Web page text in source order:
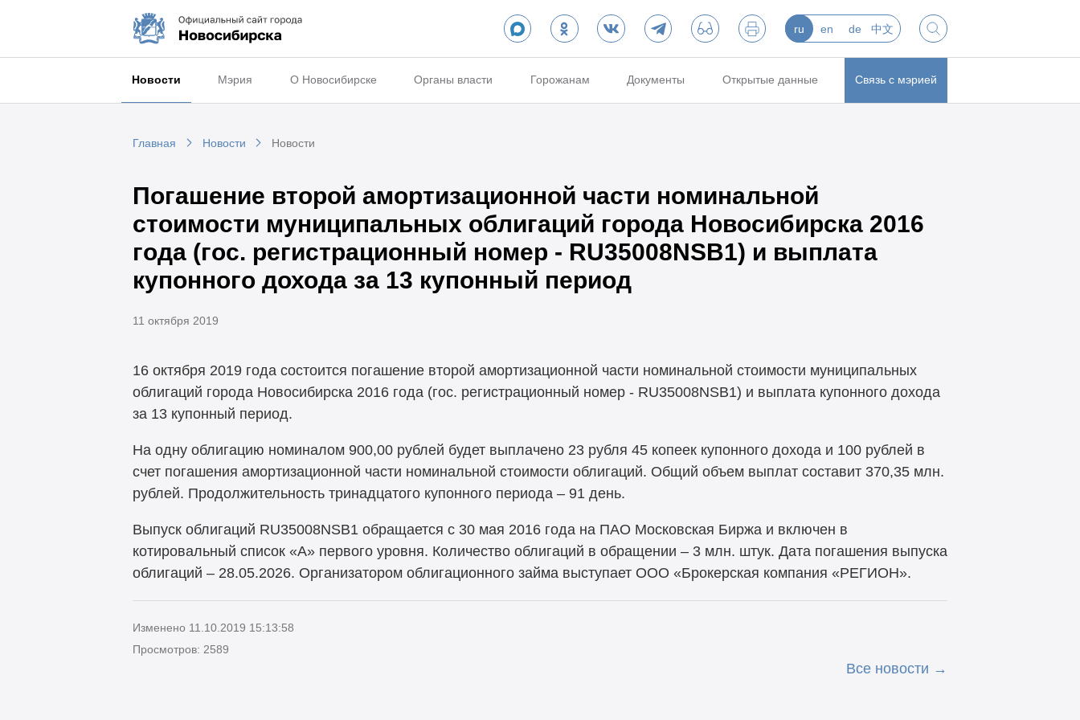
ru en de 中文
Новости Мэрия О Новосибирске Органы власти Горожанам Документы Открытые данные Связь с мэрией
Главная Новости Новости
Погашение второй амортизационной части номинальной
стоимости муниципальных облигаций города Новосибирска 2016
года (гос. регистрационный номер - RU35008NSB1) и выплата
купонного дохода за 13 купонный период
11 октября 2019
16 октября 2019 года состоится погашение второй амортизационной части номинальной стоимости муниципальных
облигаций города Новосибирска 2016 года (гос. регистрационный номер - RU35008NSB1) и выплата купонного дохода
за 13 купонный период.
На одну облигацию номиналом 900,00 рублей будет выплачено 23 рубля 45 копеек купонного дохода и 100 рублей в
счет погашения амортизационной части номинальной стоимости облигаций. Общий объем выплат составит 370,35 млн.
рублей. Продолжительность тринадцатого купонного периода – 91 день.
Выпуск облигаций RU35008NSB1 обращается с 30 мая 2016 года на ПАО Московская Биржа и включен в
котировальный список «А» первого уровня. Количество облигаций в обращении – 3 млн. штук. Дата погашения выпуска
облигаций – 28.05.2026. Организатором облигационного займа выступает ООО «Брокерская компания «РЕГИОН».
Изменено 11.10.2019 15:13:58
Просмотров: 2589
Все новости